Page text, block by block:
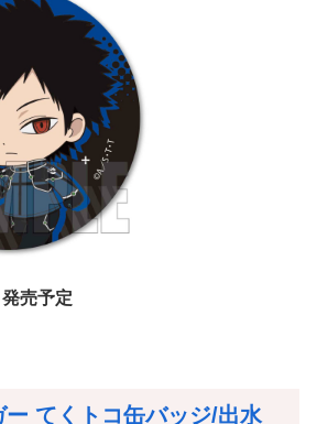
売予定
ー てくトコ缶バッジ/出水